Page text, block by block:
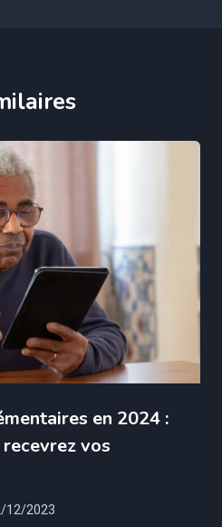
en 2024 :
vos
12/2023